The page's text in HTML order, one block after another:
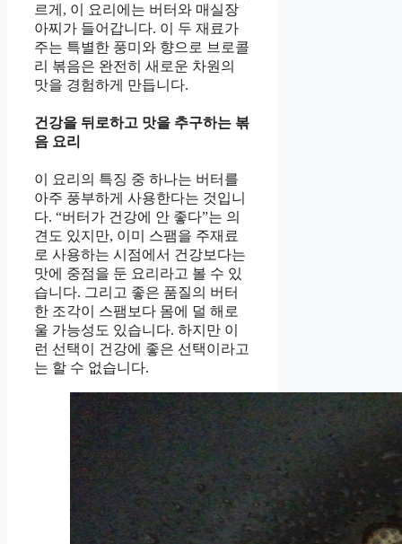
르게, 이 요리에는 버터와 매실장
아찌가 들어갑니다. 이 두 재료가
주는 특별한 풍미와 향으로 브로콜
리 볶음은 완전히 새로운 차원의
맛을 경험하게 만듭니다.
건강을 뒤로하고 맛을 추구하는 볶
음 요리
이 요리의 특징 중 하나는 버터를
아주 풍부하게 사용한다는 것입니
다. “버터가 건강에 안 좋다”는 의
견도 있지만, 이미 스팸을 주재료
로 사용하는 시점에서 건강보다는
맛에 중점을 둔 요리라고 볼 수 있
습니다. 그리고 좋은 품질의 버터
한 조각이 스팸보다 몸에 덜 해로
울 가능성도 있습니다. 하지만 이
런 선택이 건강에 좋은 선택이라고
는 할 수 없습니다.